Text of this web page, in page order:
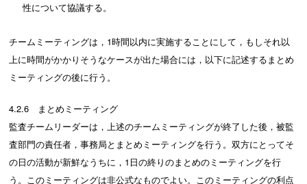
性について協議する。
チームミーティングは，1時間以内に実施することにして，もしそれ以
上に時間がかかりそうなケースが出た場合には，以下に記述するまとめ
ミーティングの後に行う。
4.2.6 まとめミーティング
監査チームリーダーは，上述のチームミーティングが終了した後，被監
査部門の責任者，事務局とまとめミーティングを行う。双方にとってそ
の日の活動が新鮮なうちに，1日の終りのまとめのミーティングを行
う。このミーティングは非公式なものでよい。このミーティングの利点